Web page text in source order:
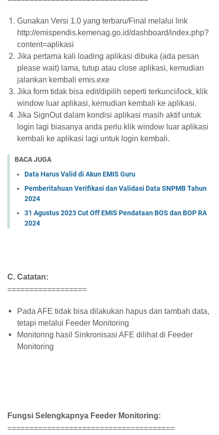
Gunakan Versi 1.0 yang terbaru/Final melalui link
http://emispendis.kemenag.go.id/dashboard/index.php?
content=aplikasi
Jika pertama kali loading aplikasi dibuka (ada pesan
please wait) lama, tutup atau close aplikasi, kemudian
jalankan kembali emis.exe
Jika form tidak bisa edit/dipilih seperti terkunci/lock, klik
window luar aplikasi, kemudian kembali ke aplikasi.
Jika SignOut dalam kondisi aplikasi masih aktif untuk
login lagi biasanya anda perlu klik window luar aplikasi
kembali ke aplikasi lagi untuk login kembali.
BACA JUGA
Data Harus Valid di Akun EMIS Guru
Pemberitahuan Verifikasi dan Validasi Data SNPMB Tahun
2024
31 Agustus 2023 Cut Off EMIS Pendataan BOS dan BOP RA
2024
C. Catatan:
==================
Pada AFE tidak bisa dilakukan hapus dan tambah data,
tetapi melalui Feeder Monitoring
Monitoring hasil Sinkronisasi AFE dilihat di Feeder
Monitoring
Fungsi Selengkapnya Feeder Monitoring:
======================================